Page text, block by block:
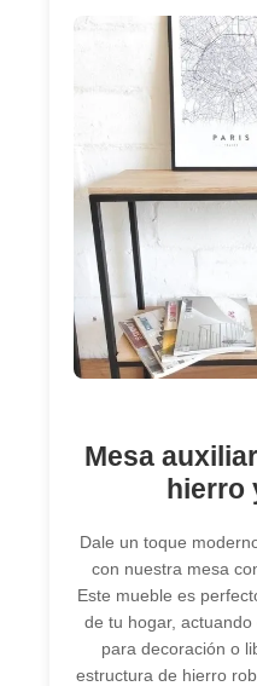
Mesa
hierro
Dale un toque
con nuestra mesa
Este mueble es
de tu hogar,
para decoración o
estructura de hierro